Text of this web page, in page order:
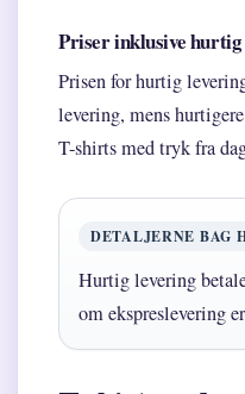
Priser inklusive hurtig
Prisen for hurtig
levering, mens
T-shirts med tryk fra
DETALJERNE BAG
Hurtig levering
om ekspreslevering